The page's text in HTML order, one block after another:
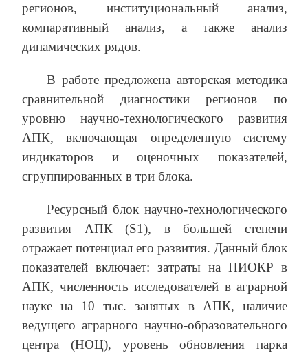
регионов, институциональный анализ,
компаративный анализ, а также анализ
динамических рядов.
В работе предложена авторская методика
сравнительной диагностики регионов по
уровню научно-технологического развития
АПК, включающая определенную систему
индикаторов и оценочных показателей,
сгруппированных в три блока.
Ресурсный блок научно-технологического
развития АПК (S1), в большей степени
отражает потенциал его развития. Данный блок
показателей включает: затраты на НИОКР в
АПК, численность исследователей в аграрной
науке на 10 тыс. занятых в АПК, наличие
ведущего аграрного научно-образовательного
центра (НОЦ), уровень обновления парка